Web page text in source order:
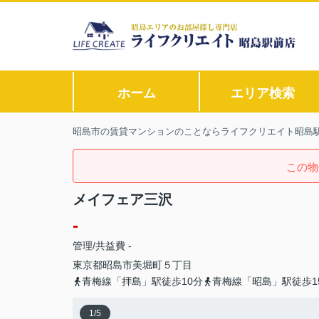
ホーム エリア検索
昭島市の賃貸マンションのことならライフクリエイト昭島
この
メイフェア三沢
-
管理/共益費 -
東京都昭島市美堀町５丁目
青梅線「拝島」駅徒歩10分
青梅線「昭島」駅徒歩
1/5